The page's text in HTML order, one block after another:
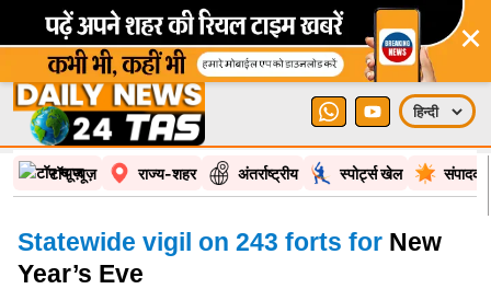
×
टॉप न्यूज़ राज्य-शहर अंतर्राष्ट्रीय स्पोर्ट्स खेल
Statewide vigil on 243 forts for New
Year’s Eve